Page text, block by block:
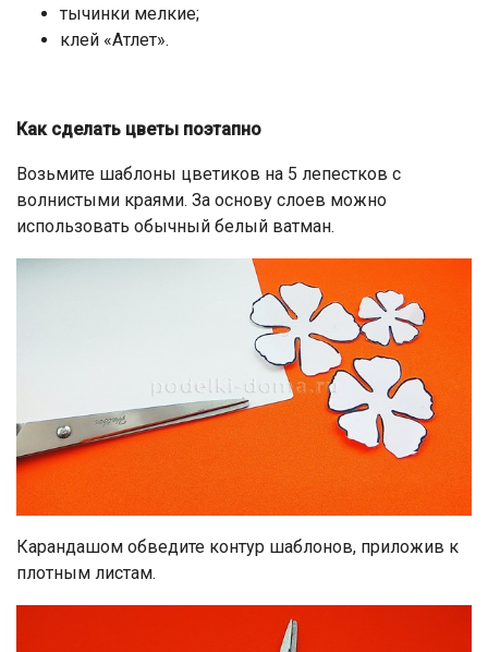
тычинки мелкие;
клей «Атлет».
Как сделать цветы поэтапно
Возьмите шаблоны цветиков на 5 лепестков с
волнистыми краями. За основу слоев можно
использовать обычный белый ватман.
Карандашом обведите контур шаблонов, приложив к
плотным листам.